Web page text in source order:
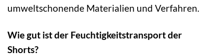
umweltschonende Materialien und Verfahren.
Wie gut ist der Feuchtigkeitstransport der
Shorts?